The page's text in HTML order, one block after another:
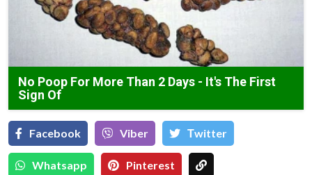
No Poop For More Than 2 Days - It's The First
Sign Of
Facebook Viber Тwitter
Whatsapp Pinterest